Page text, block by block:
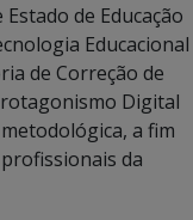
de Educação
Educacional
de Correção de
Digital
a fim
da